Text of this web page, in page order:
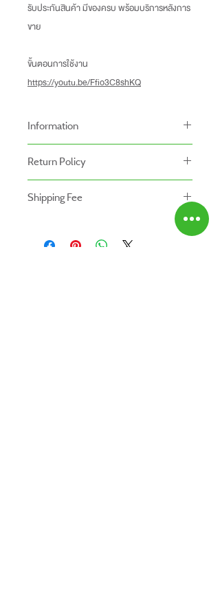
รับประกันสินค้า มีของครบ พร้อมบริการหลังการ
ขาย
ขั้นตอนการใช้งาน
https://youtu.be/Ffio3C8shKQ
Information
หน้าร้านและสาขาของเรา
-ระยะเวลารับประกันสินค้าบนเว็ปไซท์อาจจะแตก
ต่างจากการซื้อสินค้าหน้าร้าน
Return Policy
- สินค้าสามารถคืนได้ภายใน 7 วัน หลังจากรับ
- สินค้าต้องอยู่ในสภาพที่สมบูรณ์ พร้อมกล่อง
Shipping Fee
- สินค้ายังไม่รวมค่าจัดส่ง ผู้ซื้อเป็นผู้รับผิดชอบ
ค่าจัดส่ง